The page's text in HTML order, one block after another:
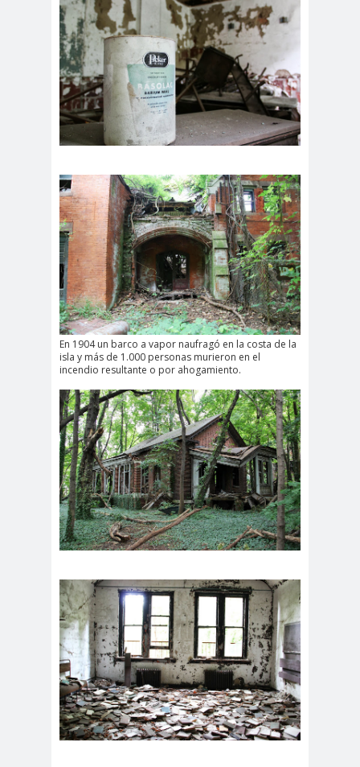
En 1904 un barco a vapor naufragó en la costa de la
isla y más de 1.000 personas murieron en el
incendio resultante o por ahogamiento.